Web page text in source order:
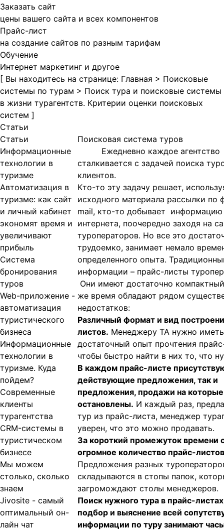
Заказать сайт
цены вашего сайта и всех компонентов
Прайс-лист
на создание сайтов по разным тарифам
Обучение
Интернет маркетинг и другое
[ Вы находитесь на странице: Главная > Поисковые
системы по турам > Поиск тура и поисковые системы
в жизни турагентств. Критерии оценки поисковых
систем ]
Статьи
Статьи
Информационные
технологии в
туризме
Автоматизация в
туризме: как сайт
и личный кабинет
экономят время и
увеличивают
прибыль
Система
бронирования
туров
Web-приложение -
автоматизация
туристического
бизнеса
Информационные
технологии в
туризме. Куда
пойдем?
Современные
клиенты
турагентства
CRM-системы в
туристическом
бизнесе
Мы можем
столько, сколько
знаем
Jivosite - самый
оптимальный он-
лайн чат
Поисковая система туров
Ежедневно каждое агентство
сталкивается с задачей поиска
клиентов.
Кто-то эту задачу решает,
исходного материала рассылки по
mail, кто-то добывает информацию
интернета, поочередно заходя на
туроператоров. Но все это
трудоемко, занимает немало
определенного опыта.
информации – прайс-листы
Они имеют достаточно
же время обладают рядом
недостатков:
Различный формат и вид
листов. Менеджеру ТА нужно иметь
достаточный опыт прочтения
чтобы быстро найти в них то, что
В каждом прайс-листе
действующие предложения, так и
предложения, продажи на
остановлены. И каждый раз,
тур из прайс-листа, менеджер
уверен, что это можно продавать.
За короткий промежуток времени
огромное количество прайс-
Предложения разных
складываются в стопы папок,
загромождают столы менеджеров.
Поиск нужного тура в прайс-
подбор и выяснение всей
информации по туру занимают